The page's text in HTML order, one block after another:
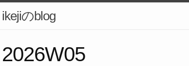
ikejiのblog
2026W05